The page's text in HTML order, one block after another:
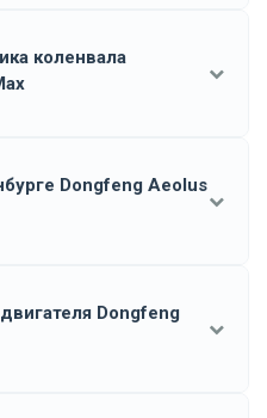
коленвала
Dongfeng Aeolus
Dongfeng